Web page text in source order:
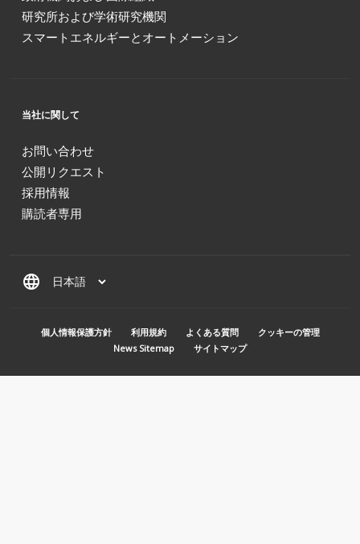
研究所および学術研究機関
スマートエネルギーとオートメーション
当社に関して
お問い合わせ
公開リクエスト
採用情報
購読者専用
language
MENU PIED DE PAGE
個人情報保護方針 利用規約 よくある質問
クッキーの管理
News Sitemap
サイトマップ